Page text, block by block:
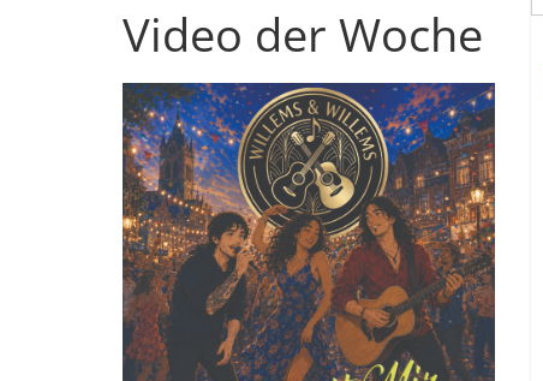
Video der Woche